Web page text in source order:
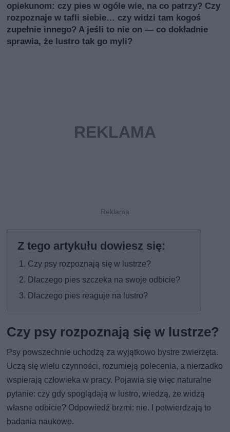
opiekunom: czy pies w ogóle wie, na co patrzy? Czy
rozpoznaje w tafli siebie… czy widzi tam kogoś
zupełnie innego? A jeśli to nie on — co dokładnie
sprawia, że lustro tak go myli?
Czy psy rozpoznają się w lustrze?
Dlaczego pies szczeka na swoje odbicie?
Dlaczego pies reaguje na lustro?
Czy psy rozpoznają się w lustrze?
Psy powszechnie uchodzą za wyjątkowo bystre zwierzęta.
Uczą się wielu czynności, rozumieją polecenia, a nierzadko
wspierają człowieka w pracy. Pojawia się więc naturalne
pytanie: czy gdy spoglądają w lustro, wiedzą, że widzą
własne odbicie? Odpowiedź brzmi: nie. I potwierdzają to
badania naukowe.